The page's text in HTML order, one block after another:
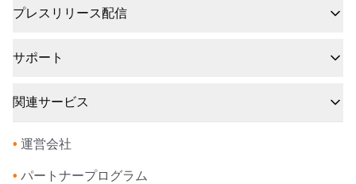
プレスリリース配信
サポート
関連サービス
• 運営会社
• パートナープログラム